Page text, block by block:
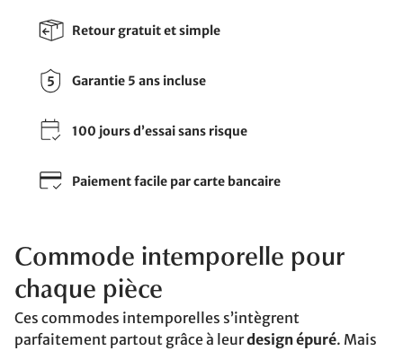
Retour gratuit et simple
Garantie 5 ans incluse
100 jours d’essai sans risque
Paiement facile par carte bancaire
Commode intemporelle pour
chaque pièce
Ces commodes intemporelles s’intègrent
parfaitement partout grâce à leurdesign épuré. Mais